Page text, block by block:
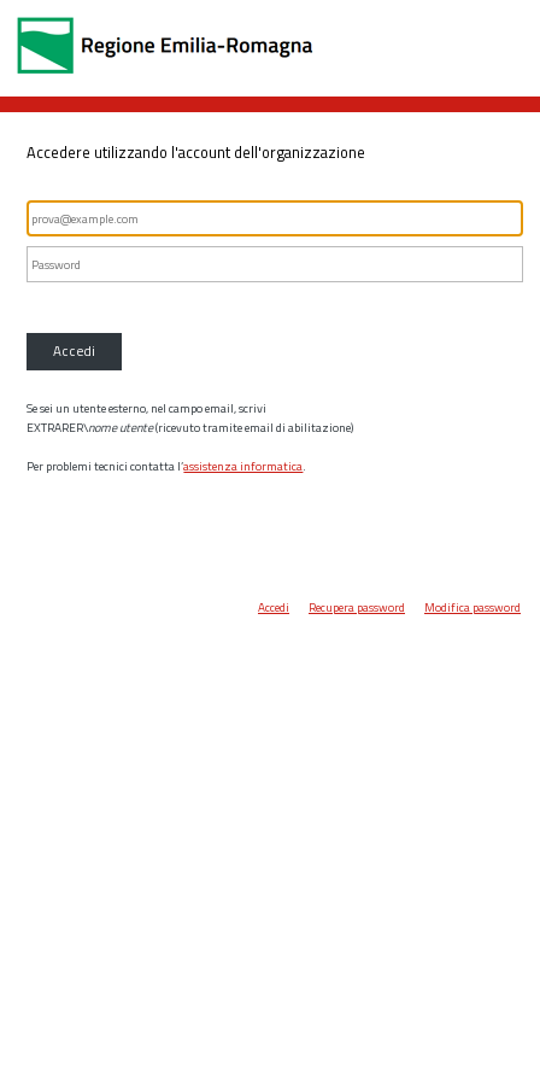
Accedere utilizzando l'account dell'organizzazione
Accedi
Se sei un utente esterno, nel campo email, scrivi
EXTRARER\nome utente(ricevuto tramite email di abilitazione)
Per problemi tecnici contatta l’assistenza informatica.
Accedi Recupera password Modifica password